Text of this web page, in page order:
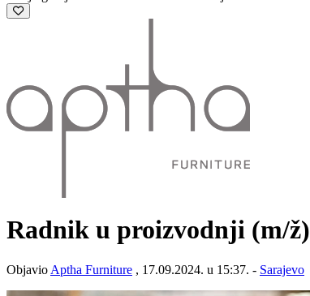
Radnik u proizvodnji (m/ž)
Objavio Aptha Furniture , 17.09.2024. u 15:37. - Sarajevo